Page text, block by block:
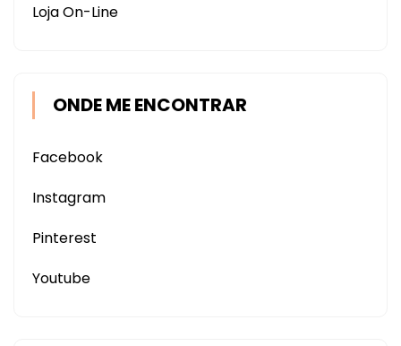
Loja On-Line
ONDE ME ENCONTRAR
Facebook
Instagram
Pinterest
Youtube